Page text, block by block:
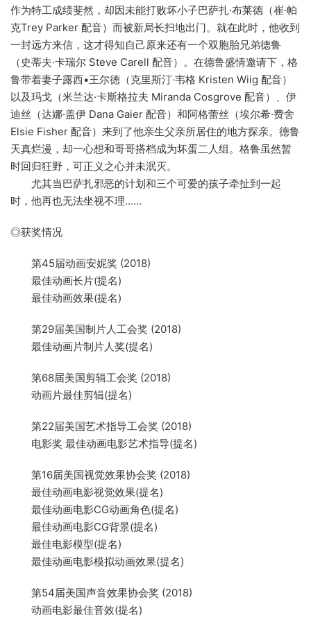
作为特工成绩斐然，却因未能打败坏小子巴萨扎·布莱德（崔·帕
克Trey Parker 配音）而被新局长扫地出门。就在此时，他收到
一封远方来信，这才得知自己原来还有一个双胞胎兄弟德鲁
（史蒂夫·卡瑞尔 Steve Carell 配音）。在德鲁盛情邀请下，格
鲁带着妻子露西•王尔德（克里斯汀·韦格 Kristen Wiig 配音）
以及玛戈（米兰达·卡斯格拉夫 Miranda Cosgrove 配音）、伊
迪丝（达娜·盖伊 Dana Gaier 配音）和阿格蕾丝（埃尔希·费舍
Elsie Fisher 配音）来到了他亲生父亲所居住的地方探亲。德鲁
天真烂漫，却一心想和哥哥搭档成为坏蛋二人组。格鲁虽然暂
时回归狂野，可正义之心并未泯灭。
尤其当巴萨扎邪恶的计划和三个可爱的孩子牵扯到一起
时，他再也无法坐视不理……
◎获奖情况
第45届动画安妮奖 (2018)
最佳动画长片(提名)
最佳动画效果(提名)
第29届美国制片人工会奖 (2018)
最佳动画片制片人奖(提名)
第68届美国剪辑工会奖 (2018)
动画片最佳剪辑(提名)
第22届美国艺术指导工会奖 (2018)
电影奖 最佳动画电影艺术指导(提名)
第16届美国视觉效果协会奖 (2018)
最佳动画电影视觉效果(提名)
最佳动画电影CG动画角色(提名)
最佳动画电影CG背景(提名)
最佳电影模型(提名)
最佳动画电影模拟动画效果(提名)
第54届美国声音效果协会奖 (2018)
动画电影最佳音效(提名)